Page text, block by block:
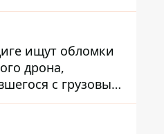
ищут обломки
дрона,
с грузовым